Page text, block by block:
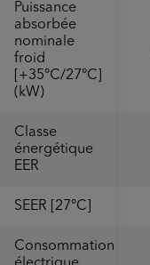
Puissance
absorbée
nominale
froid
[+35°C/27°C]
(kW)
Classe
énergétique
EER
SEER [27°C]
Consommation